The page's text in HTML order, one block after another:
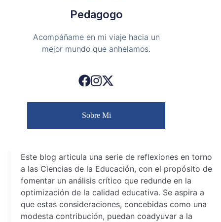
Pedagogo
Acompáñame en mi viaje hacia un
mejor mundo que anhelamos.
Sobre Mi
Este blog articula una serie de reflexiones en torno
a las Ciencias de la Educación, con el propósito de
fomentar un análisis crítico que redunde en la
optimización de la calidad educativa. Se aspira a
que estas consideraciones, concebidas como una
modesta contribución, puedan coadyuvar a la